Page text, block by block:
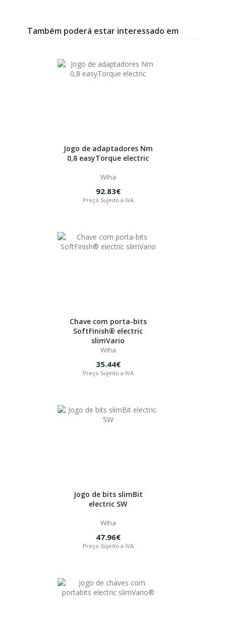
Também poderá estar interessado em
Jogo de adaptadores Nm
0,8 easyTorque electric
Wiha
92.83€
Preço Sujeito a IVA
Chave com porta-bits
SoftFinish® electric
slimVario
Wiha
35.44€
Preço Sujeito a IVA
Jogo de bits slimBit
electric SW
Wiha
47.96€
Preço Sujeito a IVA